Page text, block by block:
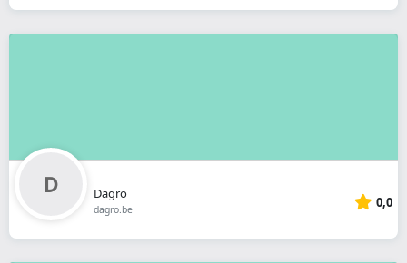
Dagro
dagro.be 0,0